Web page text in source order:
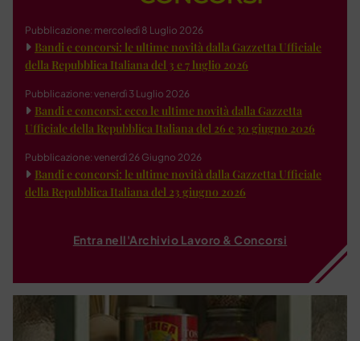
Pubblicazione: mercoledì 8 Luglio 2026
Bandi e concorsi: le ultime novità dalla Gazzetta Ufficiale
della Repubblica Italiana del 3 e 7 luglio 2026
Pubblicazione: venerdì 3 Luglio 2026
Bandi e concorsi: ecco le ultime novità dalla Gazzetta
Ufficiale della Repubblica Italiana del 26 e 30 giugno 2026
Pubblicazione: venerdì 26 Giugno 2026
Bandi e concorsi: le ultime novità dalla Gazzetta Ufficiale
della Repubblica Italiana del 23 giugno 2026
Entra nell'Archivio Lavoro & Concorsi